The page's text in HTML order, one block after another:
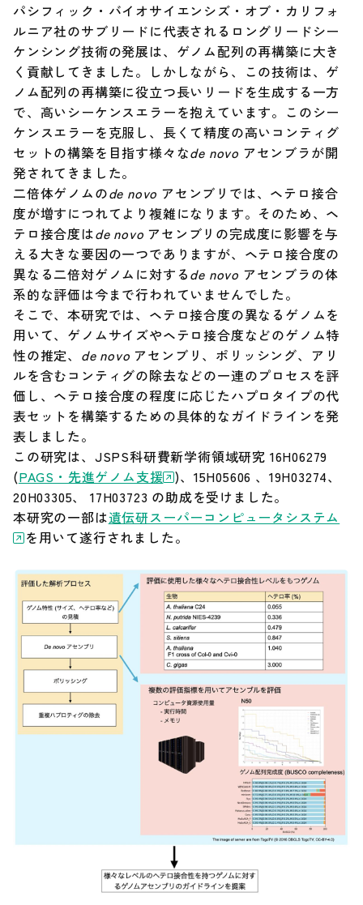
サイトポリシー
サイトマップ
情報公開
調達情報
English
パシフィック・バイオサイエンシズ・オブ・カリフォ
ルニア社のサブリードに代表されるロングリードシー
ケンシング技術の発展は、ゲノム配列の再構築に大き
く貢献してきました。しかしながら、この技術は、ゲ
ノム配列の再構築に役立つ長いリードを生成する一方
で、高いシーケンスエラーを抱えています。このシー
ケンスエラーを克服し、長くて精度の高いコンティグ
セットの構築を目指す様々なde novo アセンブラが開
発されてきました。
二倍体ゲノムのde novo アセンブリでは、ヘテロ接合
度が増すにつれてより複雑になります。そのため、ヘ
テロ接合度はde novo アセンブリの完成度に影響を与
える大きな要因の一つでありますが、ヘテロ接合度の
異なる二倍対ゲノムに対するde novo アセンブラの体
系的な評価は今まで行われていませんでした。
そこで、本研究では、ヘテロ接合度の異なるゲノムを
用いて、ゲノムサイズやヘテロ接合度などのゲノム特
性の推定、 de novo アセンブリ、ポリッシング、アリ
ルを含むコンティグの除去などの一連のプロセスを評
価し、ヘテロ接合度の程度に応じたハプロタイプの代
表セットを構築するための具体的なガイドラインを発
表しました。
この研究は、JSPS科研費新学術領域研究 16H06279
(PAGS・先進ゲノム支援
)、15H05606 、19H03274、
20H03305、 17H03723 の助成を受けました。
本研究の一部は遺伝研スーパーコンピュータシステム
を用いて遂行されました。